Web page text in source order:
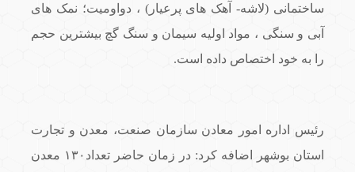
ساختمانی (لاشه- آهک های پرعیار) ، دواومیت؛ نمک های
آبی و سنگی ، مواد اولیه سیمان و سنگ گچ بیشترین حجم
را به خود اختصاص داده است.
رئیس اداره امور معادن سازمان صنعت، معدن و تجارت
استان بوشهر اضافه کرد: در زمان حاضر تعداد۱۳۰ معدن